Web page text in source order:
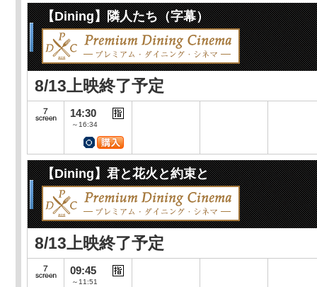
【Dining】隣人たち（字幕）
8/13上映終了予定
14:30
～16:34
【Dining】君と花火と約束と
8/13上映終了予定
09:45
～11:51